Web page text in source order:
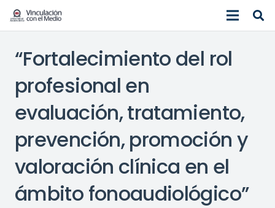
“Fortalecimiento del rol
profesional en
evaluación, tratamiento,
prevención, promoción y
valoración clínica en el
ámbito fonoaudiológico”